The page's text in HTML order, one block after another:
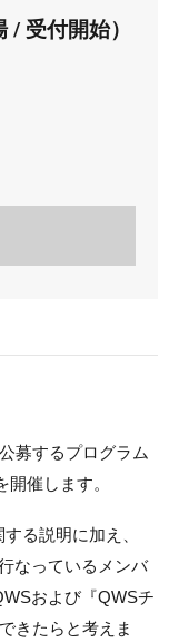
受付開始）
募するプログラム
催します。
る説明に加え、
なっているメンバ
および『QWSチ
きたらと考えま